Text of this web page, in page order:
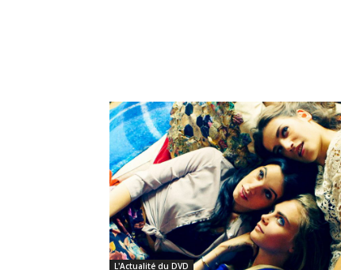
L'Actualité du DVD